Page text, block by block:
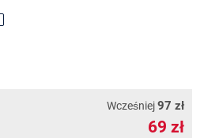
Wcześniej97 zł
69 zł